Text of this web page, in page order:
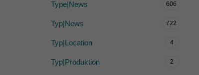
Type|News 606
Typ|News 722
Typ|Location 4
Typ|Produktion 2